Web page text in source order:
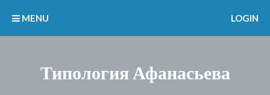
Типология Афанасьева
MENU LOGIN